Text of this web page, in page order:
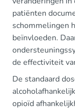
patiënten
schommelingen
beïnvloeden.
de effectiviteit
De standaard
opioïd